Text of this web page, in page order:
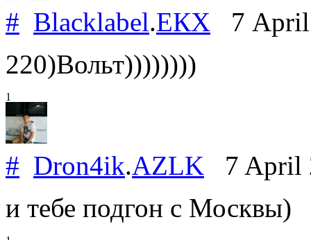
# Blacklabel.ЕКХ 7
220)Вольт))))))))
1
# Dron4ik.AZLK 7 April
и тебе подгон с Москвы)